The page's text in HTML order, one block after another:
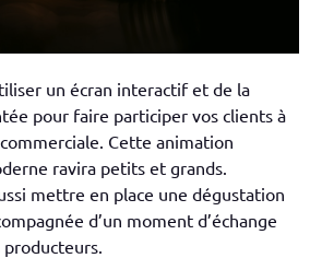
un écran interactif et de la
pour faire participer vos clients à
Cette animation
ravira petits et grands.
mettre en place une dégustation
d’un moment d’échange